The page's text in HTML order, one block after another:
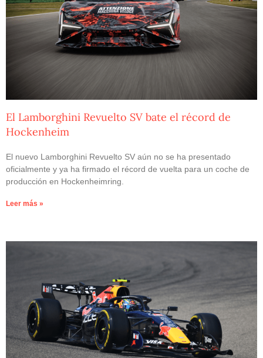
El Lamborghini Revuelto SV bate el récord de
Hockenheim
El nuevo Lamborghini Revuelto SV aún no se ha presentado
oficialmente y ya ha firmado el récord de vuelta para un coche de
producción en Hockenheimring.
Leer más »